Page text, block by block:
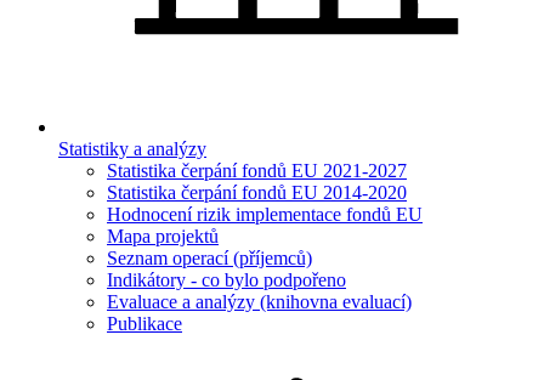
Statistiky a analýzy
Statistika čerpání fondů EU 2021-2027
Statistika čerpání fondů EU 2014-2020
Hodnocení rizik implementace fondů EU
Mapa projektů
Seznam operací (příjemců)
Indikátory - co bylo podpořeno
Evaluace a analýzy (knihovna evaluací)
Publikace